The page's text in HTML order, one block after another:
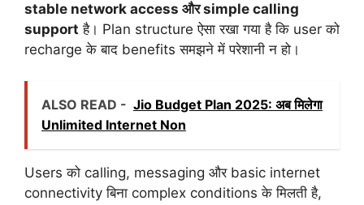
stable network access और simple calling
support है। Plan structure ऐसा रखा गया है कि user को
recharge के बाद benefits समझने में परेशानी न हो।
ALSO READ - Jio Budget Plan 2025: अब मिलेगा
Unlimited Internet Non
Users को calling, messaging और basic internet
connectivity बिना complex conditions के मिलती है,